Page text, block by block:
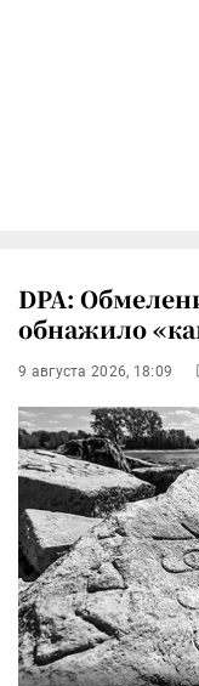
DPA:
обнажило
9 августа 2026, 18:09